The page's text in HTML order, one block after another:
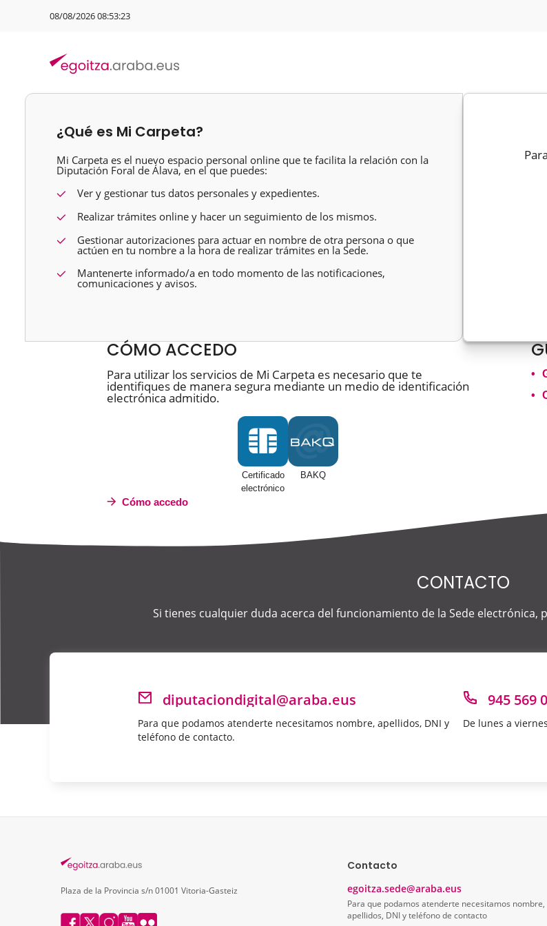
08/08/2026 08:53:24
¿Qué es Mi Carpeta?
Mi Carpeta es el nuevo espacio personal online que te facilita la relación con la
Diputación Foral de Álava, en el que puedes:
Ver y gestionar tus datos personales y expedientes.
Realizar trámites online y hacer un seguimiento de los mismos.
Gestionar autorizaciones para actuar en nombre de otra persona o que
actúen en tu nombre a la hora de realizar trámites en la Sede.
Mantenerte informado/a en todo momento de las notificaciones,
comunicaciones y avisos.
CÓMO ACCEDO
Para utilizar los servicios de Mi Carpeta es necesario que te
identifiques de manera segura mediante un medio de identificación
electrónica admitido.
Certificado
electrónico
BAKQ
Cómo accedo
CONTACTO
Si tienes cualquier duda acerca del funcionamiento de la Sede electrónica,
diputaciondigital@araba.eus
Para que podamos atenderte necesitamos nombre, apellidos, DNI y
teléfono de contacto.
945 569
De lunes a
Plaza de la Provincia s/n 01001 Vitoria-Gasteiz
Contacto
egoitza.sede@araba.eus
Para que podamos atenderte necesitamos nombre,
apellidos, DNI y teléfono de contacto